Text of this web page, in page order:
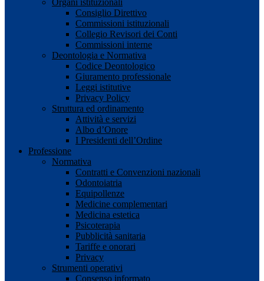
Consiglio Direttivo
Commissioni istituzionali
Collegio Revisori dei Conti
Commissioni interne
Deontologia e Normativa
Codice Deontologico
Giuramento professionale
Leggi istitutive
Privacy Policy
Struttura ed ordinamento
Attività e servizi
Albo d’Onore
I Presidenti dell’Ordine
Professione
Normativa
Contratti e Convenzioni nazionali
Odontoiatria
Equipollenze
Medicine complementari
Medicina estetica
Psicoterapia
Pubblicità sanitaria
Tariffe e onorari
Privacy
Strumenti operativi
Consenso informato